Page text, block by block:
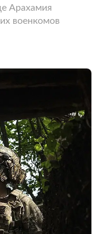
Арахамия
военкомов